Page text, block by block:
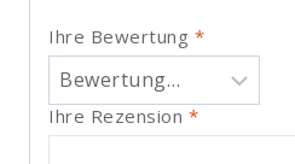
Ihre Bewertung *
Ihre Rezension *